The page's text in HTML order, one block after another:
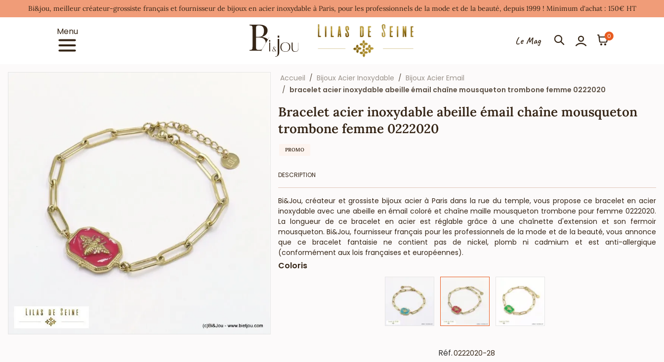
Bi&jou, meilleur créateur-grossiste français et fournisseur de bijoux en acier inoxydable à Paris, pour les professionnels de la mode et de la beauté, depuis 1999 ! Minimum d'achat : 150€ HT
Menu
Le Mag 0
Accueil Bijoux Acier Inoxydable
Bijoux Acier Email
bracelet acier inoxydable abeille émail chaîne mousqueton trombone femme 0222020
Bracelet acier inoxydable abeille émail chaîne mousqueton
trombone femme 0222020
PROMO
DESCRIPTION
Bi&Jou, créateur et grossiste bijoux acier à Paris dans la rue du temple, vous propose ce bracelet en acier
inoxydable avec une abeille en émail coloré et chaîne maille mousqueton trombone pour femme 0222020.
La longueur de ce bracelet en acier est réglable grâce à une chaînette d'extension et son fermoir
mousqueton. Bi&Jou, fournisseur français pour les professionnels de la mode et de la beauté, vous annonce
que ce bracelet fantaisie ne contient pas de nickel, plomb ni cadmium et est anti-allergique
(conformément aux lois françaises et européennes).
Coloris
Réf.0222020-28